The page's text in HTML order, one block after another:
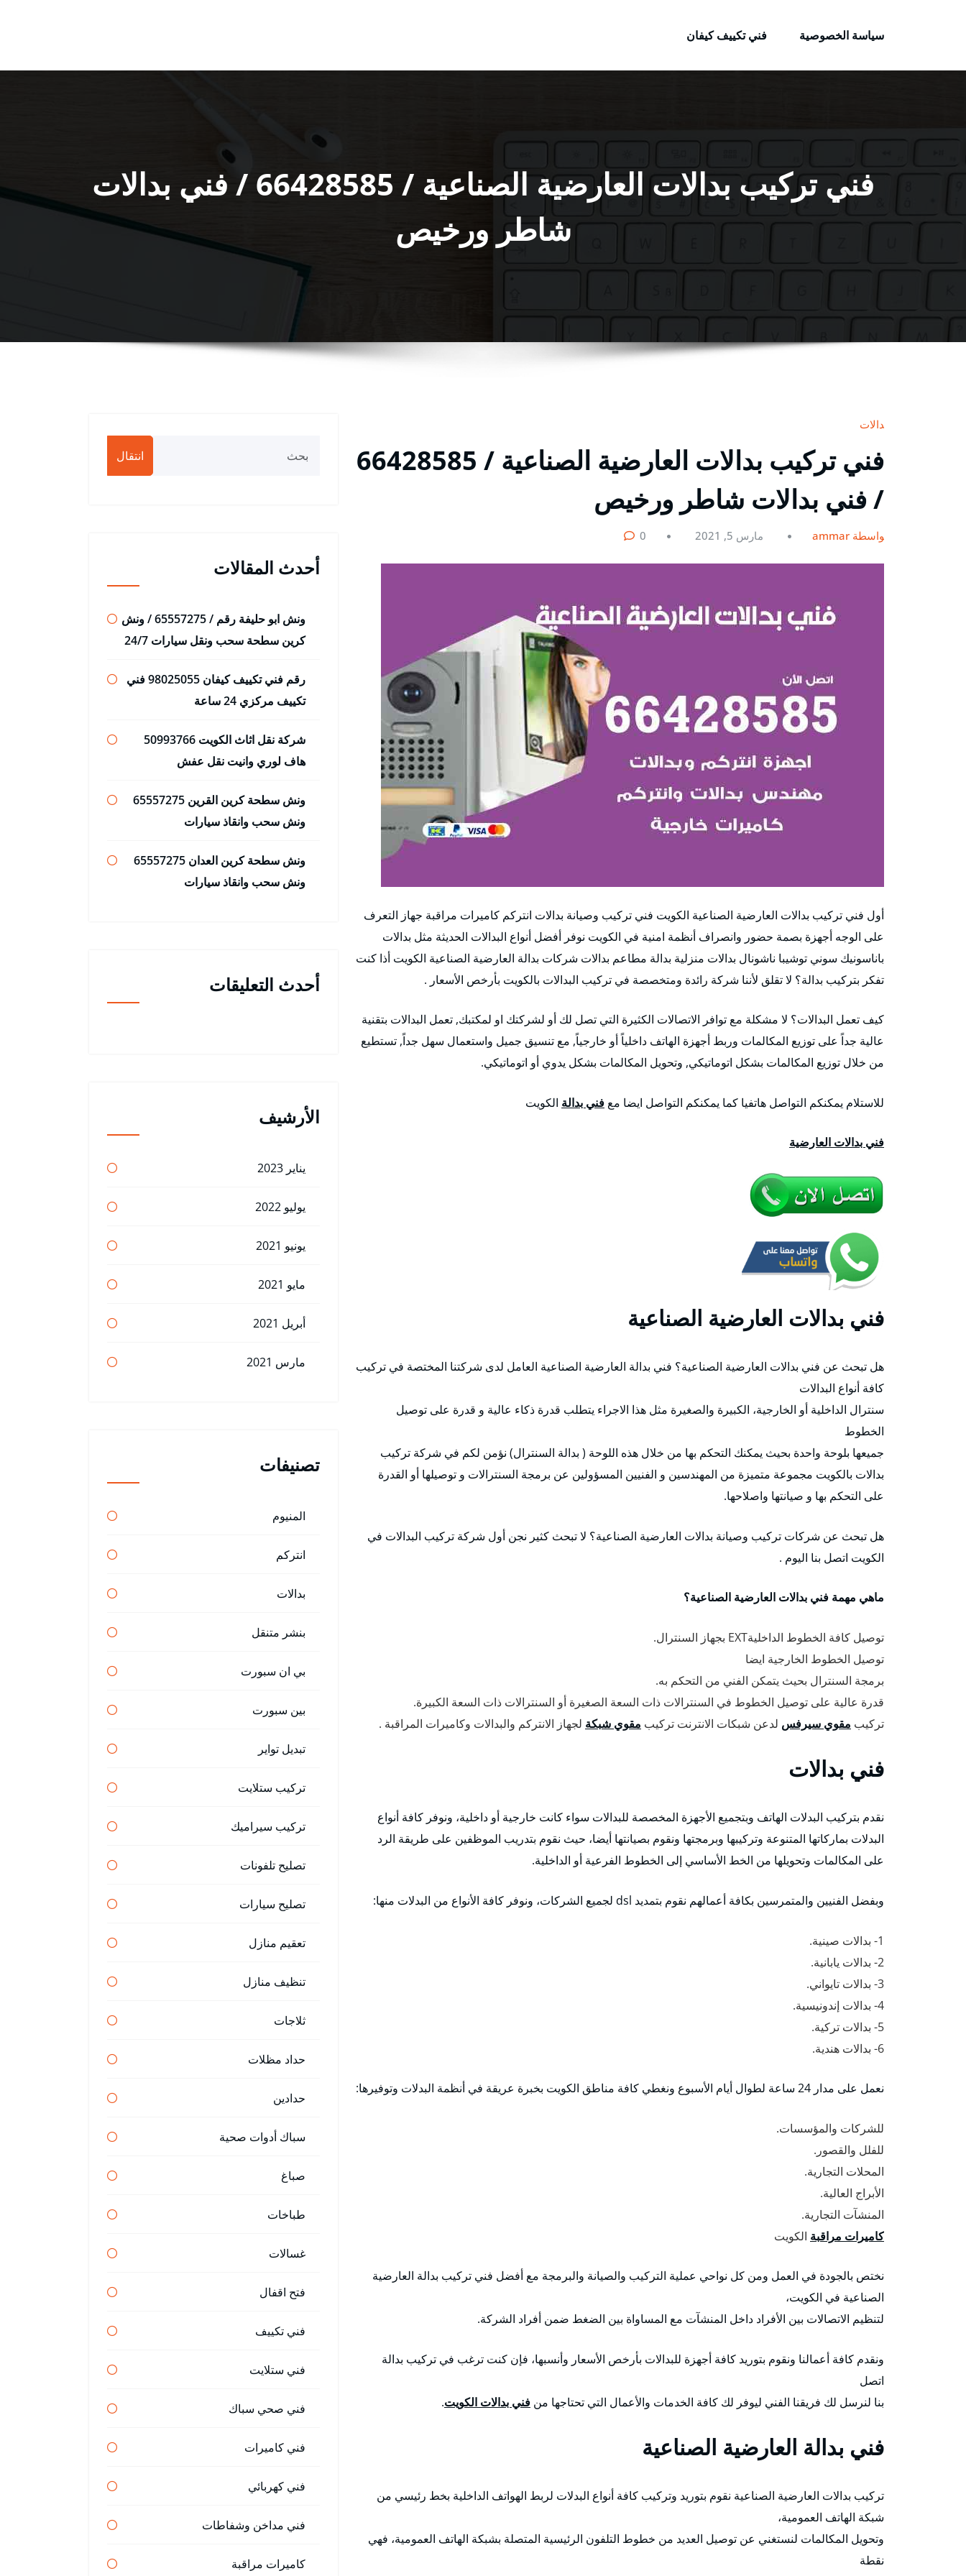
سياسة الخصوصية
فني تكييف كيفان
فني تركيب بدالات العارضية الصناعية / 66428585 / فني بدالات
شاطر ورخيص
بدالات
فني تركيب بدالات العارضية الصناعية / 66428585
/ فني بدالات شاطر ورخيص
بواسطة ammar مارس 5, 2021 0
أول فني تركيب بدالات العارضية الصناعية الكويت فني تركيب وصيانة بدالات انتركم كاميرات مراقبة جهاز التعرف
على الوجه أجهزة بصمة حضور وانصراف أنظمة امنية في الكويت نوفر أفضل أنواع البدالات الحديثة مثل بدالات
باناسونيك سوني توشيبا ناشونال بدالات منزلية بدالة مطاعم بدالات شركات بدالة العارضية الصناعية الكويت أذا كنت
تفكر بتركيب بدالة؟ لا تقلق لأننا شركة رائدة ومتخصصة في تركيب البدالات بالكويت بأرخص الأسعار .
كيف تعمل البدالات؟ لا مشكلة مع توافر الاتصالات الكثيرة التي تصل لك أو لشركتك او لمكتبك, تعمل البدالات بتقنية
عالية جداً على توزيع المكالمات وربط أجهزة الهاتف داخلياً أو خارجياً, مع تنسيق جميل واستعمال سهل جداً, تستطيع
من خلال توزيع المكالمات بشكل اتوماتيكي, وتحويل المكالمات بشكل يدوي أو اتوماتيكي.
للاستلام يمكنكم التواصل هاتفيا كما يمكنكم التواصل ايضا مع فني بدالة الكويت
فني بدالات العارضية
فني بدالات العارضية الصناعية
هل تبحث عن فني بدالات العارضية الصناعية؟ فني بدالة العارضية الصناعية العامل لدى شركتنا المختصة في تركيب
كافة أنواع البدالات
سنترال الداخلية أو الخارجية، الكبيرة والصغيرة مثل هذا الاجراء يتطلب قدرة ذكاء عالية و قدرة على توصيل
الخطوط
جميعها بلوحة واحدة بحيث يمكنك التحكم بها من خلال هذه اللوحة ( بدالة السنترال) نؤمن لكم في شركة تركيب
بدالات بالكويت مجموعة متميزة من المهندسين و الفنيين المسؤولين عن برمجة السنترالات و توصيلها أو القدرة
على التحكم بها و صيانتها واصلاحها.
هل تبحث عن شركات تركيب وصيانة بدالات العارضية الصناعية؟ لا تبحث كثير نجن أول شركة تركيب البدالات في
الكويت اتصل بنا اليوم .
ماهي مهمة فني بدالات العارضية الصناعية؟
توصيل كافة الخطوط الداخليةEXT بجهاز السنترال.
توصيل الخطوط الخارجية ايضا
برمجة السنترال بحيث يتمكن الفني من التحكم به.
قدرة عالية على توصيل الخطوط في السنترالات ذات السعة الصغيرة أو السنترالات ذات السعة الكبيرة.
تركيب مقوي سيرفس لدعن شبكات الانترنت تركيب مقوي شبكة لجهاز الانتركم والبدالات وكاميرات المراقبة .
فني بدالات
نقدم بتركيب البدلات الهاتف وبتجميع الأجهزة المخصصة للبدالات سواء كانت خارجية أو داخلية، ونوفر كافة أنواع
البدلات بماركاتها المتنوعة وتركيبها وبرمجتها ونقوم بصيانتها أيضا، حيث نقوم بتدريب الموظفين على طريقة الرد
على المكالمات وتحويلها من الخط الأساسي إلى الخطوط الفرعية أو الداخلية.
وبفضل الفنيين والمتمرسين بكافة أعمالهم نقوم بتمديد dsl لجميع الشركات، ونوفر كافة الأنواع من البدلات منها:
1- بدالات صينية.
2- بدالات يابانية.
3- بدالات تايواني.
4- بدالات إندونيسية.
5- بدالات تركية.
6- بدالات هندية.
نعمل على مدار 24 ساعة لطوال أيام الأسبوع ونغطي كافة مناطق الكويت بخبرة عريقة في أنظمة البدلات وتوفيرها:
للشركات والمؤسسات.
للفلل والقصور.
المحلات التجارية.
الأبراج العالية.
المنشآت التجارية.
كاميرات مراقبة الكويت
نختص بالجودة في العمل ومن كل نواحي عملية التركيب والصيانة والبرمجة مع أفضل فني تركيب بدالة العارضية
الصناعية في الكويت،
لتنظيم الاتصالات بين الأفراد داخل المنشآت مع المساواة بين الضغط ضمن أفراد الشركة.
ونقدم كافة أعمالنا ونقوم بتوريد كافة أجهزة للبدالات بأرخص الأسعار وأنسبها، فإن كنت ترغب في تركيب بدالة
اتصل
بنا لنرسل لك فريقنا الفني ليوفر لك كافة الخدمات والأعمال التي تحتاجها من فني بدالات الكويت.
فني بدالة العارضية الصناعية
تركيب بدالات العارضية الصناعية نقوم بتوريد وتركيب كافة أنواع البدلات لربط الهواتف الداخلية بخط رئيسي من
شبكة الهاتف العمومية،
وتحويل المكالمات لنستغني عن توصيل العديد من خطوط التلفون الرئيسية المتصلة بشبكة الهاتف العمومية، فهي
نقطة
انتقال
أحدث المقالات
ونش ابو حليفة رقم / 65557275 / ونش
كرين سطحة سحب ونقل سيارات 24/7
رقم فني تكييف كيفان 98025055 فني
تكييف مركزي 24 ساعة
شركة نقل اثاث الكويت 50993766
هاف لوري وانيت نقل عفش
ونش سطحة كرين القرين 65557275
ونش سحب وانقاذ سيارات
ونش سطحة كرين العدان 65557275
ونش سحب وانقاذ سيارات
أحدث التعليقات
الأرشيف
يناير 2023
يوليو 2022
يونيو 2021
مايو 2021
أبريل 2021
مارس 2021
تصنيفات
المنيوم
انتركم
بدالات
بنشر متنقل
بي ان سبورت
بين سبورت
تبديل تواير
تركيب ستلايت
تركيب سيراميك
تصليح تلفونات
تصليح سيارات
تعقيم منازل
تنظيف منازل
ثلاجات
حداد مظلات
حدادين
سباك أدوات صحية
صباغ
طباخات
غسالات
فتح اقفال
فني تكييف
فني ستلايت
فني صحي سباك
فني كاميرات
فني كهربائي
فني مداخن وشفاطات
كاميرات مراقبة